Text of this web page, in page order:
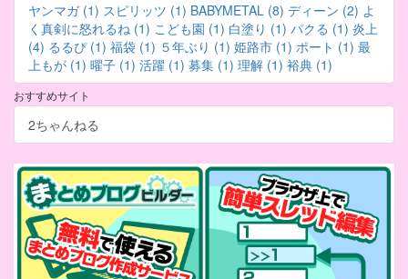
ヤンマガ (1) スピリッツ (1) BABYMETAL (8) ディーン (2) よ
く真剣に怒れるね (1) こども園 (1) 白塗り (1) パクる (1) 炎上
(4) るるぴ (1) 福袋 (1) ５年ぶり (1) 姫路市 (1) ポート (1) 最
上もが (1) 曜子 (1) 活躍 (1) 募集 (1) 理解 (1) 裕典 (1)
おすすめサイト
2ちゃんねる